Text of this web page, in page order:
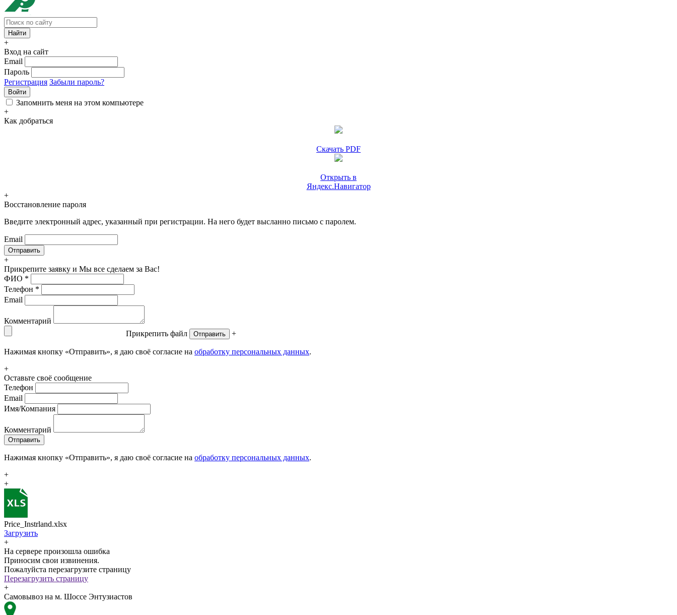
+
Вход на сайт
Email
Пароль
Регистрация Забыли пароль?
Войти
Запомнить меня на этом компьютере
+
Как добраться
Скачать PDF
Открыть в
Яндекс.Навигатор
+
Восстановление пароля
Введите электронный адрес, указанный при регистрации. На него будет высланно письмо с паролем.
Email
+
Прикрепите заявку и Мы все сделаем за Вас!
ФИО *
Телефон *
Email
Комментарий
Прикрепить файл
Отправить +
Нажимая кнопку «Отправить», я даю своё согласие на обработку персональных данных.
+
Оставьте своё сообщение
Телефон
Email
Имя/Компания
Комментарий
Отправить
Нажимая кнопку «Отправить», я даю своё согласие на обработку персональных данных.
+
+
Price_Instrland.xlsx
Загрузить
+
На сервере произошла ошибка
Приносим свои извинения.
Пожалуйста перезагрузите страницу
Перезагрузить страницу
+
Самовывоз на м. Шоссе Энтузиастов